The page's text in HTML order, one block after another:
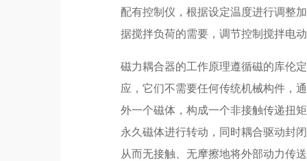
配有控制仪，根据设定温度进行调整
据搅拌负荷的需要，调节控制搅拌电
磁力耦合器的工作原理遵循磁的库伦
应，它们不需要任何传统机械构件，
外一个磁体，构成一个非接触传递扭
永久磁体进行转动，同时耦合驱动封
从而无接触、无摩擦地将外部动力传